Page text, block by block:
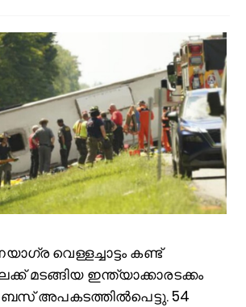
വെള്ളച്ചാട്ടം കണ്ട്
മടങ്ങിയ ഇന്ത്യാക്കാരടക്കം
അപകടത്തിൽപെട്ടു. 54